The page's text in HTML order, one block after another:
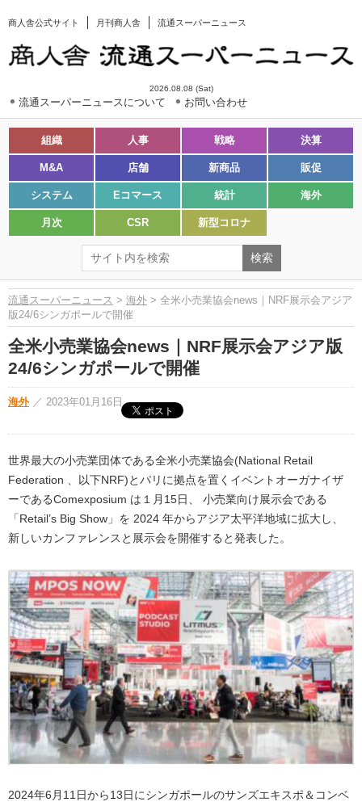
商人舎公式サイト 月刊商人舎 流通スーパーニュース
2026.08.08 (Sat)
流通スーパーニュースについて お問い合わせ
組織 人事 戦略 決算
M&A 店舗 新商品 販促
システム Eコマース 統計 海外
月次 CSR 新型コロナ
流通スーパーニュース > 海外 > 全米小売業協会news｜NRF展示会アジア
版24/6シンガポールで開催
全米小売業協会news｜NRF展示会アジア版
24/6シンガポールで開催
海外 ／ 2023年01月16日
世界最大の小売業団体である全米小売業協会(National Retail
Federation 、以下NRF)とパリに拠点を置くイベントオーガナイザ
ーであるComexposium は１月15日、 小売業向け展示会である
「Retail’s Big Show」を 2024 年からアジア太平洋地域に拡大し、
新しいカンファレンスと展示会を開催すると発表した。
2024年6月11日から13日にシンガポールのサンズエキスポ＆コンベ